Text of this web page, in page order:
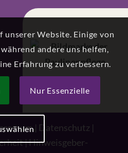
| Datenschutz |
|Hinweisgeber­
unserer Website. Einige von
andere uns helfen,
Erfahrung zu verbessern.
Nur Essenzielle